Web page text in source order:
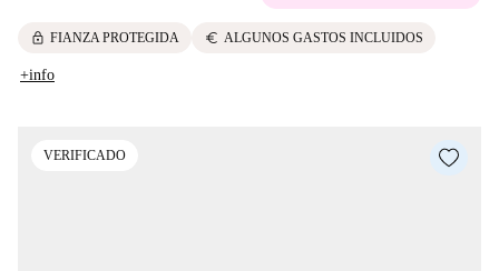
lock FIANZA PROTEGIDA euro ALGUNOS GASTOS INCLUIDOS
+info
VERIFICADO